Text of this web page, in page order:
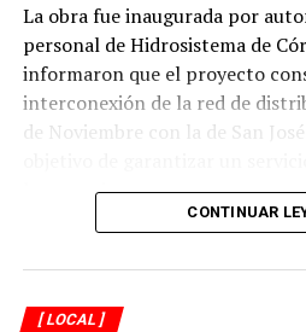
La obra fue inaugurada por
personal de Hidrosistema de
informaron que el proyecto
interconexión de la red de
de Noviembre con la de San
los usuarios.
De acuerdo con la información
trabajos incluyeron la
mil 480 metros de tubería de
CONTINUAR
[ LOCAL ]